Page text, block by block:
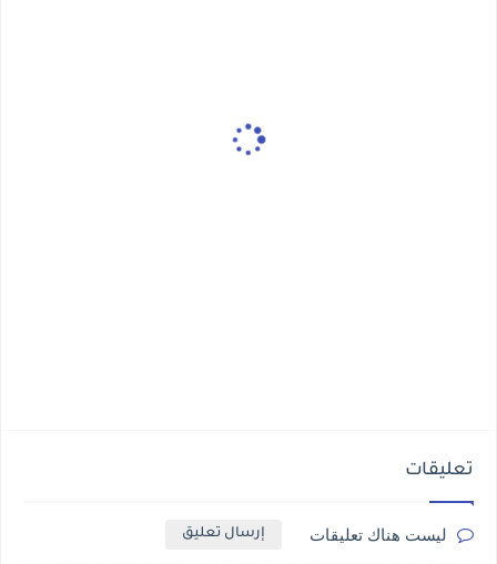
تعليقات
ليست هناك تعليقات إرسال تعليق